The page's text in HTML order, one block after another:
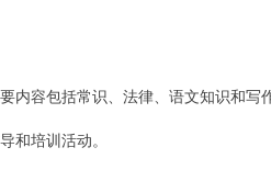
容包括常识、法律、语文知识和写
和培训活动。